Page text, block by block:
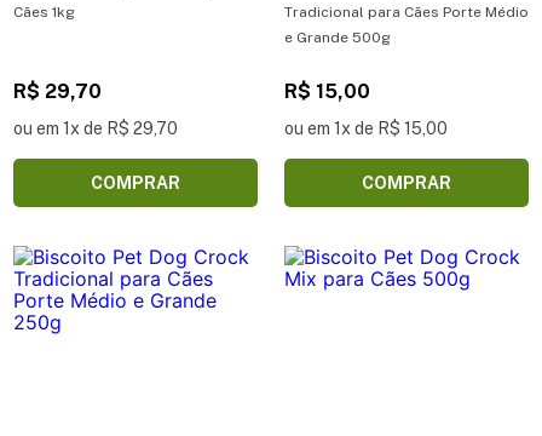
Cães 1kg
R$ 29,70
ou em 1x de R$ 29,70
COMPRAR
Tradicional para Cães Porte Médio
e Grande 500g
R$ 15,00
ou em 1x de R$ 15,00
COMPRAR